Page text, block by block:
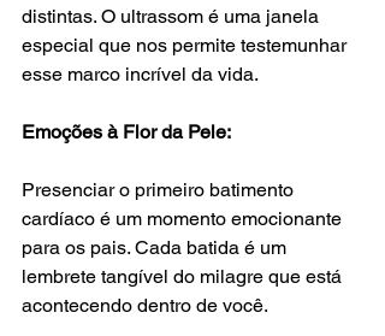
distintas. O ultrassom é uma janela
especial que nos permite testemunhar
esse marco incrível da vida.
Emoções à Flor da Pele:
Presenciar o primeiro batimento
cardíaco é um momento emocionante
para os pais. Cada batida é um
lembrete tangível do milagre que está
acontecendo dentro de você.